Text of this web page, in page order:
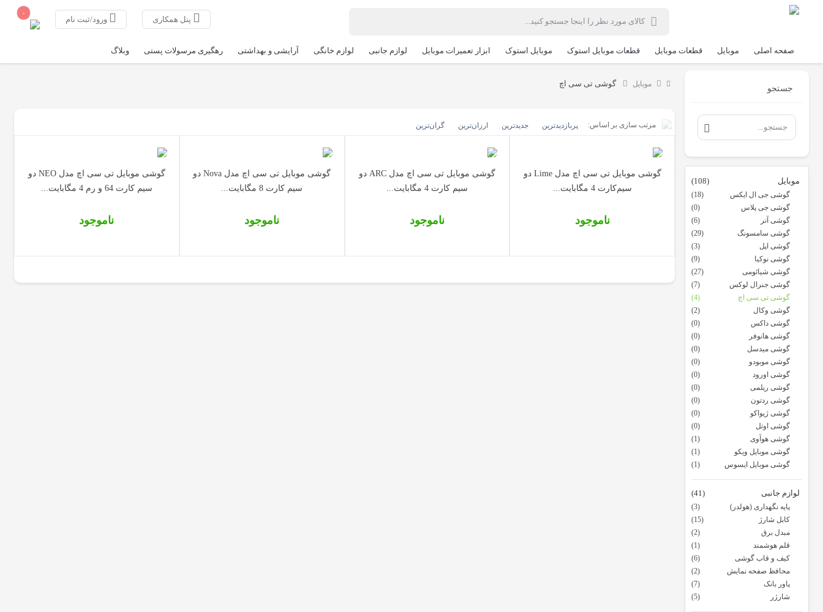
پنل همکاری ورود/ثبت نام
۰
صفحه اصلی موبایل قطعات موبایل قطعات موبایل استوک موبایل استوک ابزار تعمیرات موبایل لوازم جانبی لوازم خانگی آرایشی و بهداشتی رهگیری مرسولات پستی وبلاگ
جستجو
موبایل (108)
گوشی جی ال ایکس
(18)
گوشی جی پلاس
(0)
گوشی آنر
(6)
گوشی سامسونگ
(29)
گوشی اپل
(3)
گوشی نوکیا
(9)
گوشی شیائومی
(27)
گوشی جنرال لوکس
(7)
گوشی تی سی اچ
(4)
گوشی وکال
(2)
گوشی داکس
(0)
گوشی هانوفر
(0)
گوشی میدسل
(0)
گوشی موبودو
(0)
گوشی اورود
(0)
گوشی ریلمی
(0)
گوشی ردتون
(0)
گوشی ژیواکو
(0)
گوشی اوتل
(0)
گوشی هوآوی
(1)
گوشی موبایل ویکو
(1)
گوشی موبایل ایسوس
(1)
لوازم جانبی (41)
پایه نگهداری (هولدر)
(3)
کابل شارژ
(15)
مبدل برق
(2)
قلم هوشمند
(1)
کیف و قاب گوشی
(6)
محافظ صفحه نمایش
(2)
پاور بانک
(7)
شارژر
(5)
موبایل گوشی تی سی اچ
مرتب سازی بر اساس: پربازدیدترین جدیدترین ارزان‌ترین گران‌ترین
گوشی موبایل تی سی اچ مدل Lime دو
سیم‌کارت 4 مگابایت...
ناموجود
گوشی موبایل تی سی اچ مدل ARC دو
سیم‌ کارت 4 مگابایت...
ناموجود
گوشی موبایل تی سی اچ مدل Nova دو
سیم‌ کارت 8 مگابایت...
ناموجود
گوشی موبایل تی سی اچ مدل NEO دو
سیم‌ کارت 64 و رم 4 مگابایت...
ناموجود